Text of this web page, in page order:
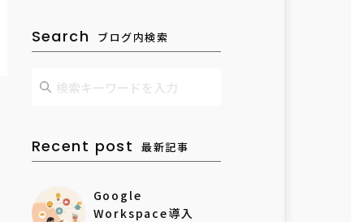
Search ブログ内検索
Recent post 最新記事
Google
Workspace導入